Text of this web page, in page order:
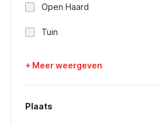
Open Haard
Tuin
+ Meer weergeven
Plaats